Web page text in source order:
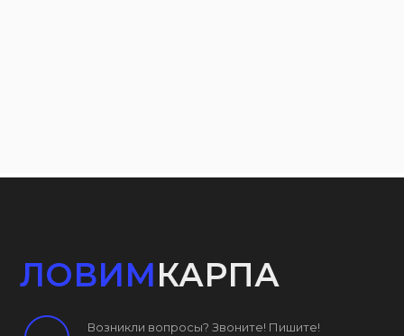
ЛОВИМКАРПА
Возникли вопросы? Звоните! Пишите!